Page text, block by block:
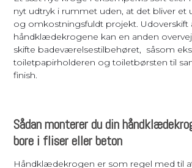
nyt udtryk i rummet uden, at det bliver et
og omkostningsfuldt projekt. Udoverskift
håndklædekrogene kan en anden
skifte badeværelsestilbehøret, såsom
toiletpapirholderen og toiletbørsten til
finish.
Sådan monterer du din
bore i fliser eller beton
Håndklædekrogen er som regel med til